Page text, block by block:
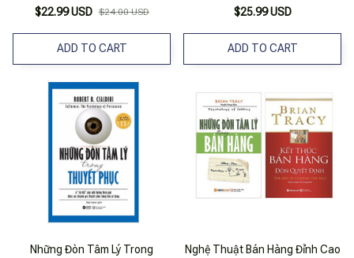
$22.99 USD $24.00 USD
ADD TO CART
Huyền Trang Dịch - (Bìa Mềm)
$25.99 USD
ADD TO CART
Những Đòn Tâm Lý Trong
Nghệ Thuật Bán Hàng Đỉnh Cao